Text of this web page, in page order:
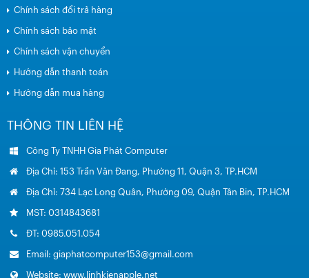
Chính sách đổi trả hàng
Chính sách bảo mật
Chính sách vận chuyển
Hướng dẫn thanh toán
Hướng dẫn mua hàng
THÔNG TIN LIÊN HỆ
Công Ty TNHH Gia Phát Computer
Địa Chỉ: 153 Trần Văn Đang, Phường 11, Quận 3, TP.HCM
Địa Chỉ: 734 Lạc Long Quân, Phường 09, Quận Tân Bin, TP.HCM
MST: 0314843681
ĐT: 0985.051.054
Email: giaphatcomputer153@gmail.com
Website: www.linhkienapple.net